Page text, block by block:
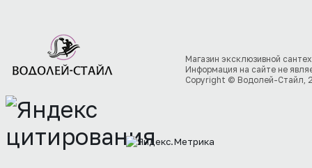
Магазин эксклюзивной
Информация на сайте не
Copyright © Водолей-Стайл,